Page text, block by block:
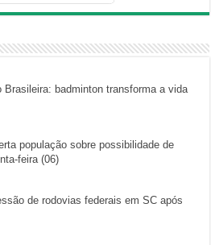
Brasileira: badminton transforma a vida
população sobre possibilidade de
feira (06)
de rodovias federais em SC após